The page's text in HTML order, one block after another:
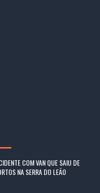
COM VAN QUE SAIU DE
NA SERRA DO LEÃO